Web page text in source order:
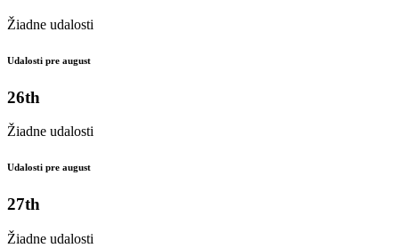
Žiadne udalosti
Udalosti pre august
26th
Žiadne udalosti
Udalosti pre august
27th
Žiadne udalosti